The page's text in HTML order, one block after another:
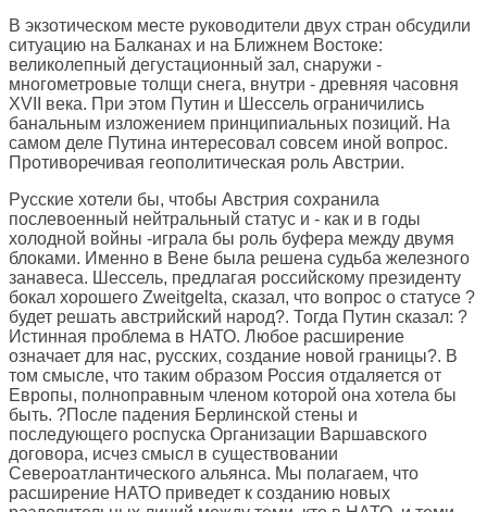
В экзотическом месте руководители двух стран обсудили
ситуацию на Балканах и на Ближнем Востоке:
великолепный дегустационный зал, снаружи -
многометровые толщи снега, внутри - древняя часовня
XVII века. При этом Путин и Шессель ограничились
банальным изложением принципиальных позиций. На
самом деле Путина интересовал совсем иной вопрос.
Противоречивая геополитическая роль Австрии.
Русские хотели бы, чтобы Австрия сохранила
послевоенный нейтральный статус и - как и в годы
холодной войны -играла бы роль буфера между двумя
блоками. Именно в Вене была решена судьба железного
занавеса. Шессель, предлагая российскому президенту
бокал хорошего Zweitgelta, сказал, что вопрос о статусе ?
будет решать австрийский народ?. Тогда Путин сказал: ?
Истинная проблема в НАТО. Любое расширение
означает для нас, русских, создание новой границы?. В
том смысле, что таким образом Россия отдаляется от
Европы, полноправным членом которой она хотела бы
быть. ?После падения Берлинской стены и
последующего роспуска Организации Варшавского
договора, исчез смысл в существовании
Североатлантического альянса. Мы полагаем, что
расширение НАТО приведет к созданию новых